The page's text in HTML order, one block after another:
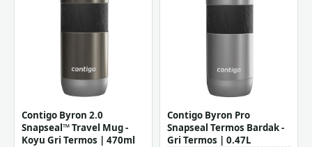
Contigo Byron 2.0
Snapseal™ Travel Mug -
Koyu Gri Termos | 470ml
Contigo Byron Pro
Snapseal Termos Bardak -
Gri Termos | 0.47L